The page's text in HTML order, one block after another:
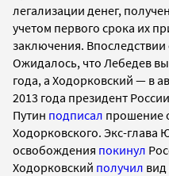
легализации денег,
учетом первого срока их
заключения.
Ожидалось, что Лебедев
года, а Ходорковский — в
2013 года президент
Путин подписал прошение
Ходорковского. Экс-глава
освобождения покинул
Ходорковский получил